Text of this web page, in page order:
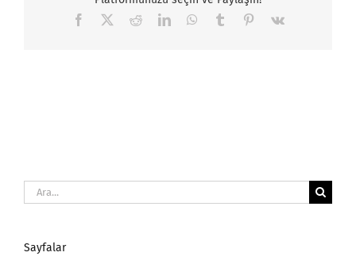
Facebook RedditLinkedInWhatsApp
Tumblr Pinterest
Vk
Ara:
Sayfalar